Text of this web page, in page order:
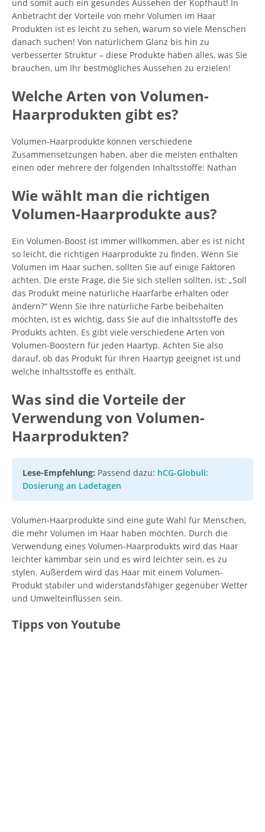
und somit auch ein gesundes Aussehen der Kopfhaut! In
Anbetracht der Vorteile von mehr Volumen im Haar
Produkten ist es leicht zu sehen, warum so viele Menschen
danach suchen! Von natürlichem Glanz bis hin zu
verbesserter Struktur – diese Produkte haben alles, was Sie
brauchen, um Ihr bestmögliches Aussehen zu erzielen!
Welche Arten von Volumen-
Haarprodukten gibt es?
Volumen-Haarprodukte können verschiedene
Zusammensetzungen haben, aber die meisten enthalten
einen oder mehrere der folgenden Inhaltsstoffe: Nathan
Wie wählt man die richtigen
Volumen-Haarprodukte aus?
Ein Volumen-Boost ist immer willkommen, aber es ist nicht
so leicht, die richtigen Haarprodukte zu finden. Wenn Sie
Volumen im Haar suchen, sollten Sie auf einige Faktoren
achten. Die erste Frage, die Sie sich stellen sollten, ist: „Soll
das Produkt meine natürliche Haarfarbe erhalten oder
ändern?“ Wenn Sie Ihre natürliche Farbe beibehalten
möchten, ist es wichtig, dass Sie auf die Inhaltsstoffe des
Produkts achten. Es gibt viele verschiedene Arten von
Volumen-Boostern für jeden Haartyp. Achten Sie also
darauf, ob das Produkt für Ihren Haartyp geeignet ist und
welche Inhaltsstoffe es enthält.
Was sind die Vorteile der
Verwendung von Volumen-
Haarprodukten?
Lese-Empfehlung: Passend dazu: hCG-Globuli:
Dosierung an Ladetagen
Volumen-Haarprodukte sind eine gute Wahl für Menschen,
die mehr Volumen im Haar haben möchten. Durch die
Verwendung eines Volumen-Haarprodukts wird das Haar
leichter kämmbar sein und es wird leichter sein, es zu
stylen. Außerdem wird das Haar mit einem Volumen-
Produkt stabiler und widerstandsfähiger gegenüber Wetter
und Umwelteinflüssen sein.
Tipps von Youtube